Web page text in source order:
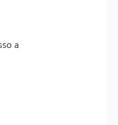
a